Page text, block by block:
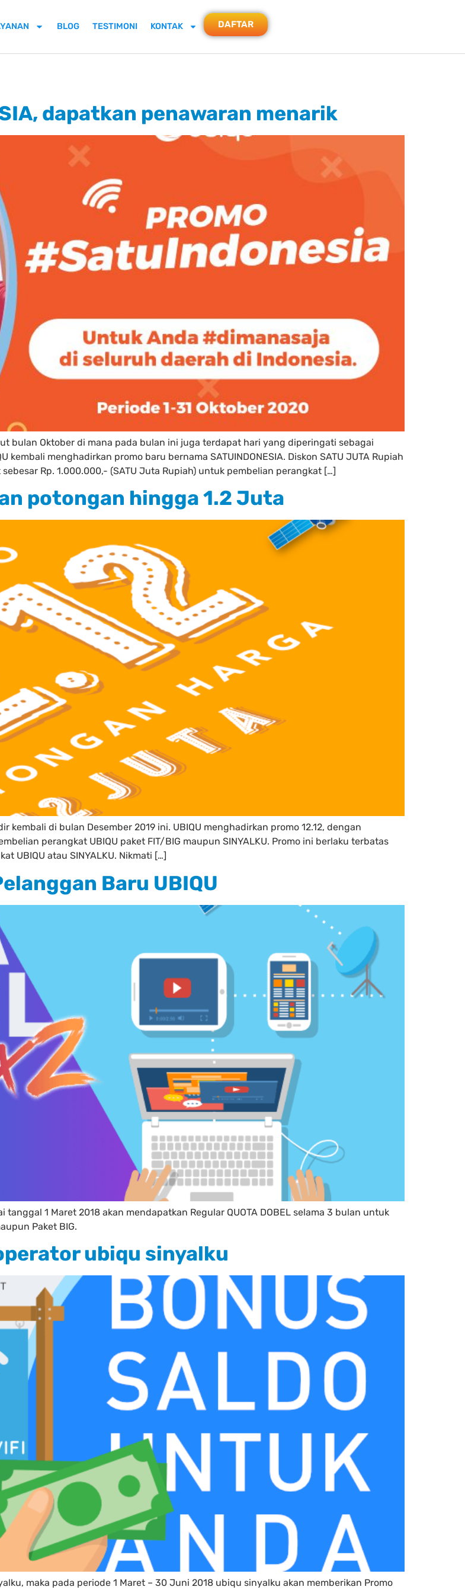
BLOG TESTIMONI KONTAK DAFTAR
dapatkan penawaran menarik
bulan Oktober di mana pada bulan ini juga terdapat hari yang diperingati sebagai
menghadirkan promo baru bernama SATUINDONESIA. Diskon SATU JUTA Rupiah
Rp. 1.000.000,- (SATU Juta Rupiah) untuk pembelian perangkat […]
potongan hingga 1.2 Juta
kembali di bulan Desember 2019 ini. UBIQU menghadirkan promo 12.12, dengan
perangkat UBIQU paket FIT/BIG maupun SINYALKU. Promo ini berlaku terbatas
UBIQU atau SINYALKU. Nikmati […]
Baru UBIQU
1 Maret 2018 akan mendapatkan Regular QUOTA DOBEL selama 3 bulan untuk
Paket BIG.
ubiqu sinyalku
maka pada periode 1 Maret – 30 Juni 2018 ubiqu sinyalku akan memberikan Promo